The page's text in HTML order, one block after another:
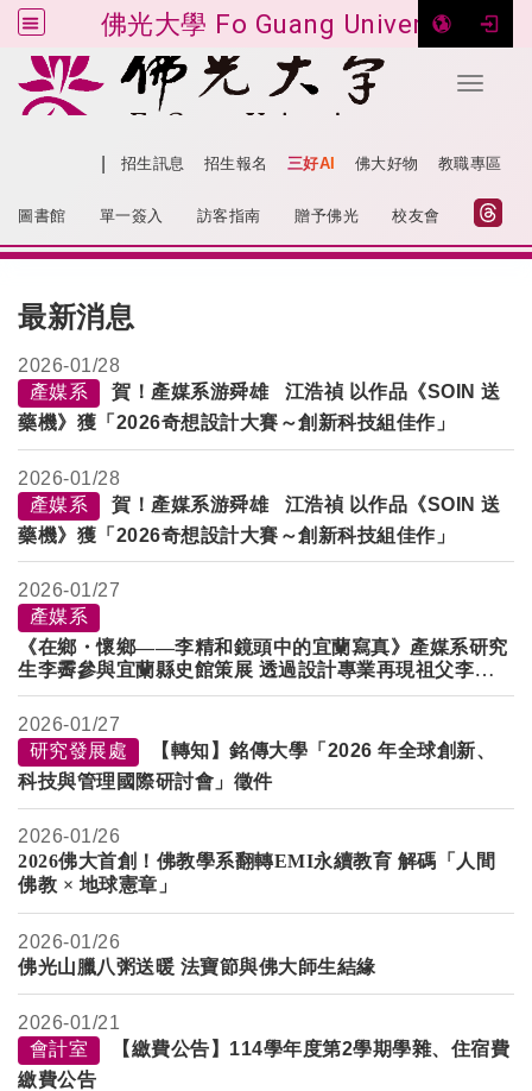
佛光大學 Fo Guang University
Toggle
跳到主要內容
招生訊息 招生報名 三好AI 佛大好物 教職專區
圖書館 單一簽入 訪客指南 贈予佛光 校友會
最新消息
2026-01/28
產媒系
賀！產媒系游舜雄 江浩禎 以作品《SOIN送
藥機》獲「 2026奇想設計大賽～創新科技組佳作 」
2026-01/28
產媒系
賀！產媒系游舜雄 江浩禎 以作品《SOIN送
藥機》獲「 2026奇想設計大賽～創新科技組佳作 」
2026-01/27
產媒系
《在鄉・懷鄉——李精和鏡頭中的宜蘭寫真》產媒系研究
生李霽參與宜蘭縣史館策展 透過設計專業再現祖父李精和
鏡頭下的宜蘭記憶
2026-01/27
研究發展處
【轉知】銘傳大學「2026 年全球創新、
科技與管理國際研討會」徵件
2026-01/26
2026佛大首創！佛教學系翻轉EMI永續教育 解碼「人間
佛教 × 地球憲章」
2026-01/26
佛光山臘八粥送暖 法寶節與佛大師生結緣
2026-01/21
會計室
【繳費公告】114學年度第2學期學雜、住宿費
繳費公告